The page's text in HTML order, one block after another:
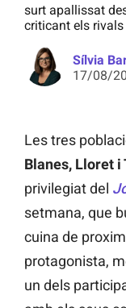
surt apallissat
criticant els rivals
Sílvia
17/08/
Les tres
Blanes, Lloret i
privilegiat del
setmana, que
cuina de
protagonista,
un dels